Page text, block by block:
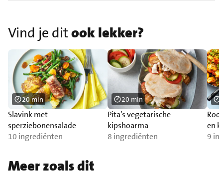
Vind je ditook lekker?
Slavink met
sperziebonensalade
10 ingrediënten
20 min
Pita’s vegetarische
kipshoarma
8 ingrediënten
20 min
en
9
Meer zoals dit